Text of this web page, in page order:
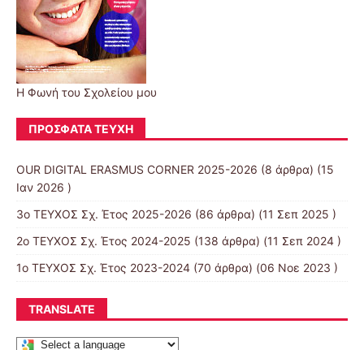
Η Φωνή του Σχολείου μου
ΠΡΌΣΦΑΤΑ ΤΕΎΧΗ
OUR DIGITAL ERASMUS CORNER 2025-2026 (8 άρθρα) (15
Ιαν 2026 )
3ο ΤΕΥΧΟΣ Σχ. Έτος 2025-2026 (86 άρθρα) (11 Σεπ 2025 )
2ο ΤΕΥΧΟΣ Σχ. Έτος 2024-2025 (138 άρθρα) (11 Σεπ 2024 )
1ο ΤΕΥΧΟΣ Σχ. Έτος 2023-2024 (70 άρθρα) (06 Νοε 2023 )
TRANSLATE